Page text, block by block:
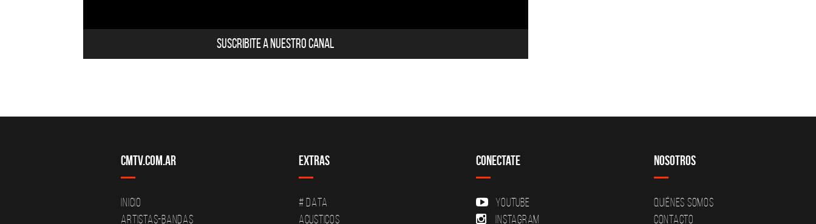
Suscribite a nuestro canal
CMTV.com.ar
Inicio
Artistas-Bandas
Extras
# DATA
Acusticos
Conectate
YouTube
Instagram
Nosotros
Quiénes Somos
Contacto